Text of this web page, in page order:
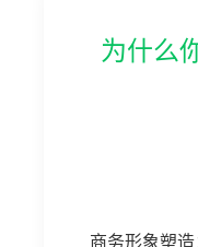
为什么
商务形象塑